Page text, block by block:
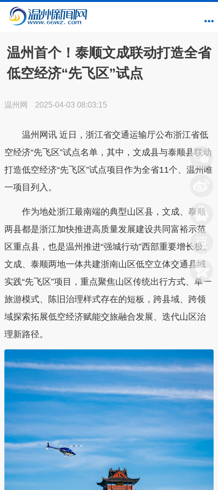
温州首个！泰顺文成联动打造全省
低空经济“先飞区”试点
温州网 2025-04-03 08:03:15
温州网讯 近日，浙江省交通运输厅公布浙江省低
空经济“先飞区”试点名单，其中，文成县与泰顺县联动
打造低空经济“先飞区”试点项目作为全省11个、温州唯
一项目列入。
作为地处浙江最南端的典型山区县，文成、泰顺
两县都是浙江加快推进高质量发展建设共同富裕示范
区重点县，也是温州推进“强城行动”西部重要增长极。
文成、泰顺两地一体共建浙南山区低空立体交通县域
实践“先飞区”项目，重点聚焦山区传统出行方式、单一
旅游模式、陈旧治理样式存在的短板，跨县域、跨领
域探索拓展低空经济赋能交旅融合发展、迭代山区治
理新路径。